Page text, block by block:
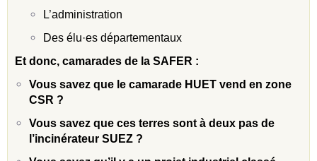
L’administration
Des élu·es départementaux
Et donc, camarades de la SAFER :
Vous savez que le camarade HUET vend en zone
CSR ?
Vous savez que ces terres sont à deux pas de
l’incinérateur SUEZ ?